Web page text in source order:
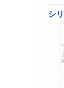
シ
ちく